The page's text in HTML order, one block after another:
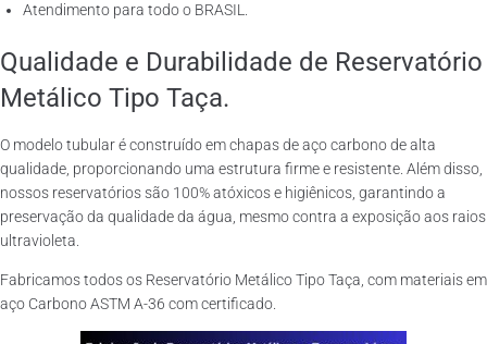
Atendimento para todo o BRASIL.
Qualidade e Durabilidade de Reservatório
Metálico Tipo Taça.
O modelo tubular é construído em chapas de aço carbono de alta
qualidade, proporcionando uma estrutura firme e resistente. Além disso,
nossos reservatórios são 100% atóxicos e higiênicos, garantindo a
preservação da qualidade da água, mesmo contra a exposição aos raios
ultravioleta.
Fabricamos todos os Reservatório Metálico Tipo Taça, com materiais em
aço Carbono ASTM A-36 com certificado.